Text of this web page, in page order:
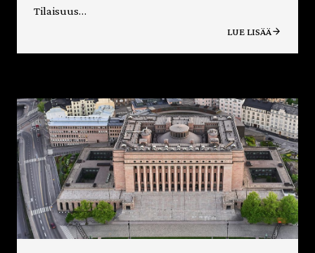
Tilaisuus…
LUE LISÄÄ